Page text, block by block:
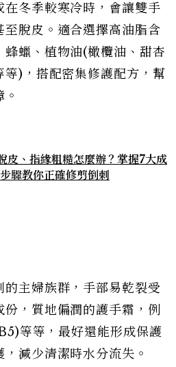
冬季較寒冷時，會讓雙手
至脫皮。適合選擇高油脂含
蠟、植物油(橄欖油、甜杏
)，搭配密集修護配方，幫
皮、指緣粗糙怎麼辦？掌握7大成
驟教你正確修剪倒刺
主婦族群，手部易乾裂受
，質地偏潤的護手霜，例
等等，最好還能形成保護
減少清潔時水分流失。